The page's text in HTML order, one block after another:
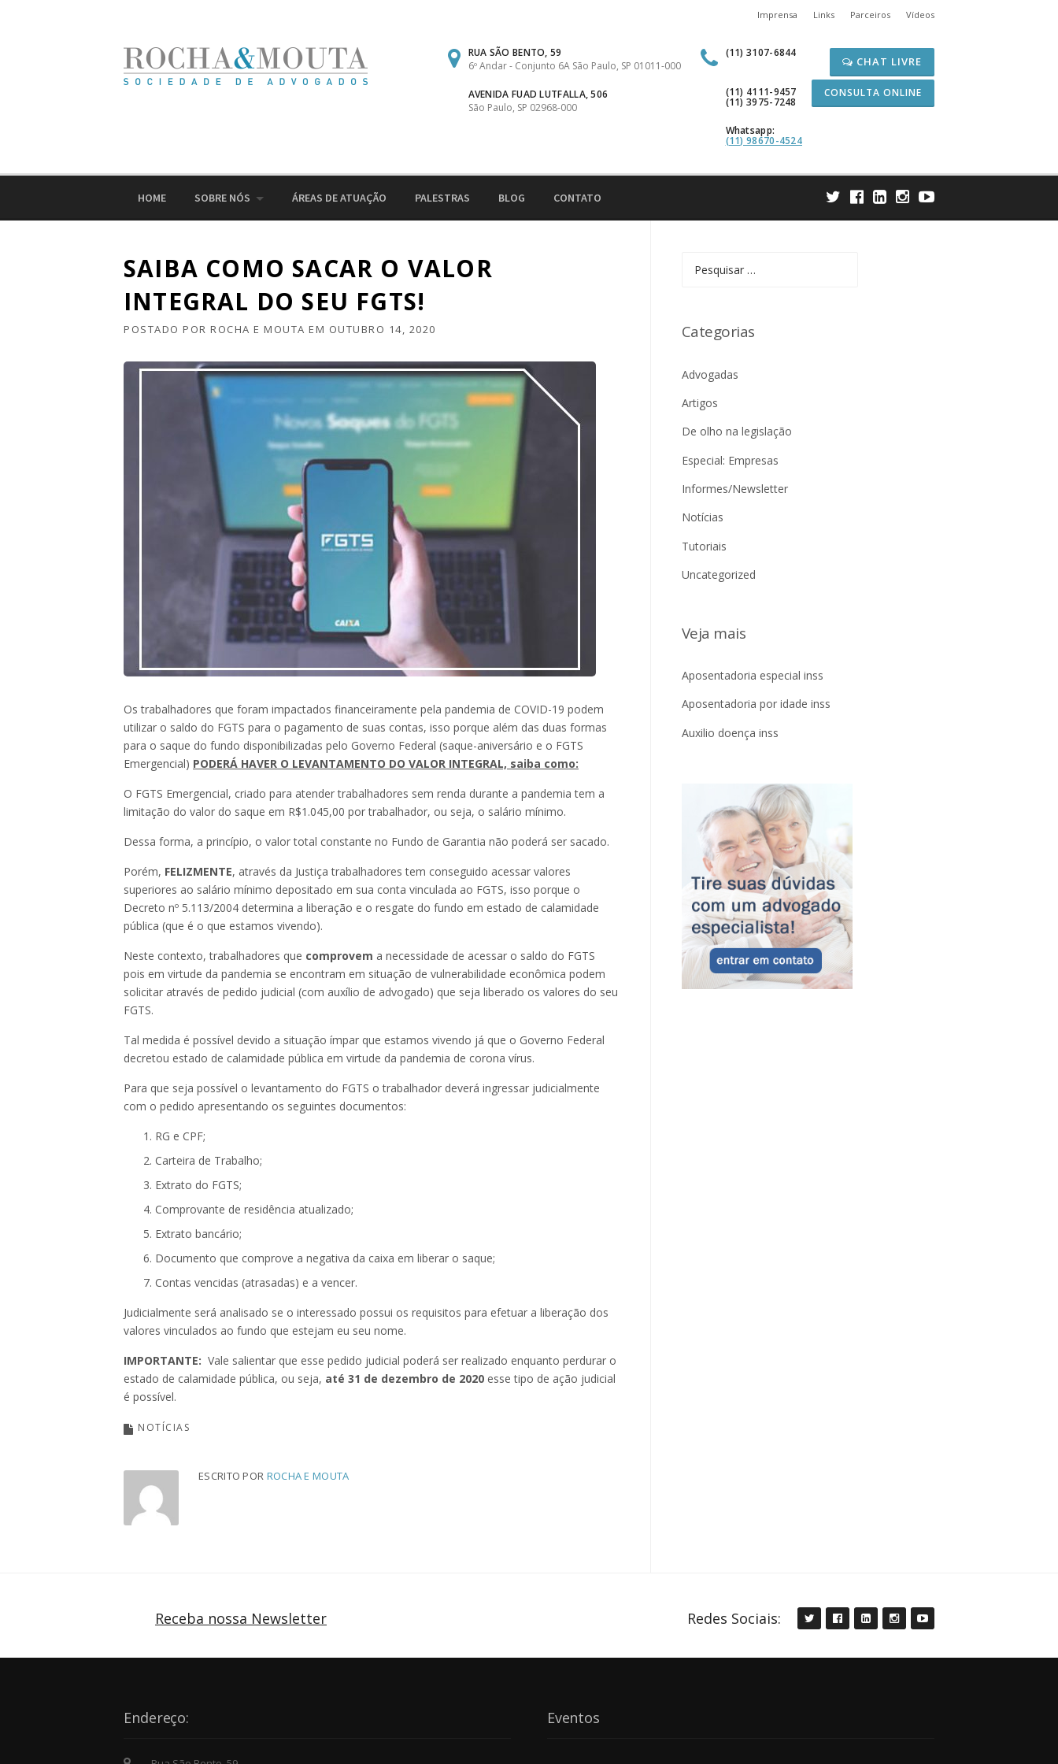
Imprensa Links Parceiros Vídeos
RUA SÃO BENTO, 59
6º Andar - Conjunto 6A São Paulo, SP 01011-000
AVENIDA FUAD LUTFALLA, 506
São Paulo, SP 02968-000
(11) 3107-6844
(11) 4111-9457
(11) 3975-7248
Whatsapp:
(11) 98670-4524
CHAT LIVRE
CONSULTA ONLINE
HOME SOBRE NÓS ÁREAS DE ATUAÇÃO PALESTRAS BLOG CONTATO
SAIBA COMO SACAR O VALOR
INTEGRAL DO SEU FGTS!
POSTADO POR ROCHA E MOUTA EM OUTUBRO 14, 2020
Os trabalhadores que foram impactados financeiramente pela pandemia de COVID-19 podem
utilizar o saldo do FGTS para o pagamento de suas contas, isso porque além das duas formas
para o saque do fundo disponibilizadas pelo Governo Federal (saque-aniversário e o FGTS
Emergencial) PODERÁ HAVER O LEVANTAMENTO DO VALOR INTEGRAL, saiba como:
O FGTS Emergencial, criado para atender trabalhadores sem renda durante a pandemia tem a
limitação do valor do saque em R$1.045,00 por trabalhador, ou seja, o salário mínimo.
Dessa forma, a princípio, o valor total constante no Fundo de Garantia não poderá ser sacado.
Porém, FELIZMENTE, através da Justiça trabalhadores tem conseguido acessar valores
superiores ao salário mínimo depositado em sua conta vinculada ao FGTS, isso porque o
Decreto nº 5.113/2004 determina a liberação e o resgate do fundo em estado de calamidade
pública (que é o que estamos vivendo).
Neste contexto, trabalhadores que comprovem a necessidade de acessar o saldo do FGTS
pois em virtude da pandemia se encontram em situação de vulnerabilidade econômica podem
solicitar através de pedido judicial (com auxílio de advogado) que seja liberado os valores do seu
FGTS.
Tal medida é possível devido a situação ímpar que estamos vivendo já que o Governo Federal
decretou estado de calamidade pública em virtude da pandemia de corona vírus.
Para que seja possível o levantamento do FGTS o trabalhador deverá ingressar judicialmente
com o pedido apresentando os seguintes documentos:
RG e CPF;
Carteira de Trabalho;
Extrato do FGTS;
Comprovante de residência atualizado;
Extrato bancário;
Documento que comprove a negativa da caixa em liberar o saque;
Contas vencidas (atrasadas) e a vencer.
Judicialmente será analisado se o interessado possui os requisitos para efetuar a liberação dos
valores vinculados ao fundo que estejam eu seu nome.
IMPORTANTE: Vale salientar que esse pedido judicial poderá ser realizado enquanto perdurar o
estado de calamidade pública, ou seja, até 31 de dezembro de 2020 esse tipo de ação judicial
é possível.
NOTÍCIAS
ESCRITO POR ROCHA E MOUTA
por:
Categorias
Advogadas
Artigos
De olho na legislação
Especial: Empresas
Informes/Newsletter
Notícias
Tutoriais
Uncategorized
Veja mais
Aposentadoria especial inss
Aposentadoria por idade inss
Auxilio doença inss
Receba nossa Newsletter Redes Sociais:
Endereço: Eventos